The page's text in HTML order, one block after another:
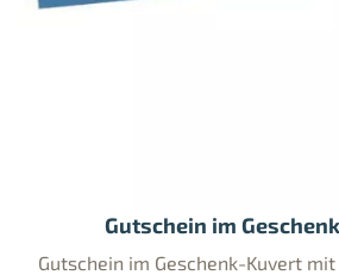
Gutschein im
Gutschein im Geschenk-Kuvert